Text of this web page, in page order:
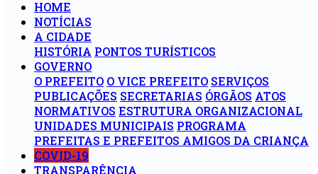
HOME
NOTÍCIAS
A CIDADE
HISTÓRIA PONTOS TURÍSTICOS
GOVERNO
O PREFEITO O VICE PREFEITO SERVIÇOS
PUBLICAÇÕES SECRETARIAS ÓRGÃOS ATOS
NORMATIVOS ESTRUTURA ORGANIZACIONAL
UNIDADES MUNICIPAIS PROGRAMA
PREFEITAS E PREFEITOS AMIGOS DA CRIANÇA
COVID-19
TRANSPARÊNCIA